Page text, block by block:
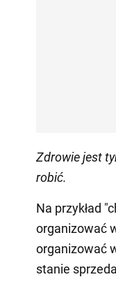
Zdrowie jest
robić.
Na przykład
organizować
organizować
stanie